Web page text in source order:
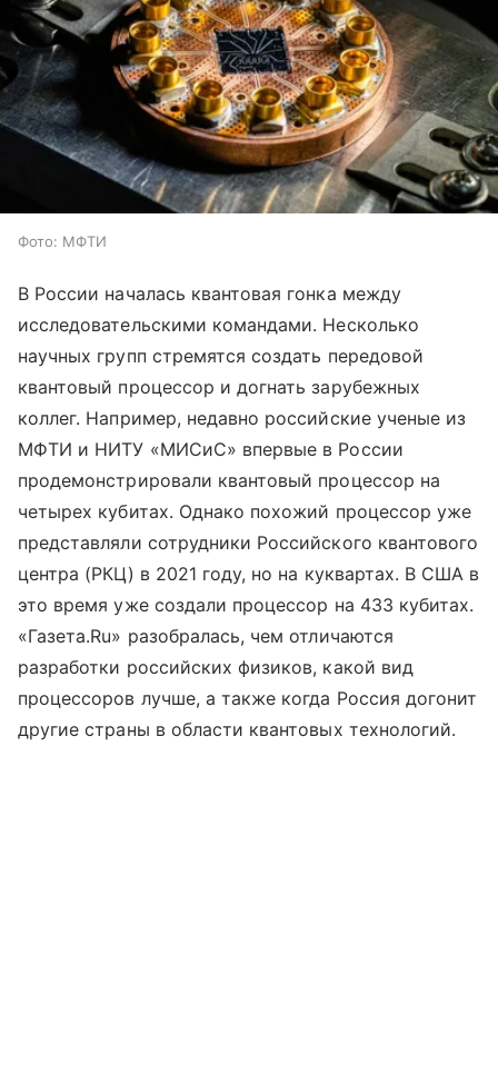
Фото: МФТИ
В России началась квантовая гонка между
исследовательскими командами. Несколько
научных групп стремятся создать передовой
квантовый процессор и догнать зарубежных
коллег. Например, недавно российские ученые из
МФТИ и НИТУ «МИСиС» впервые в России
продемонстрировали квантовый процессор на
четырех кубитах. Однако похожий процессор уже
представляли сотрудники Российского квантового
центра (РКЦ) в 2021 году, но на куквартах. В США в
это время уже создали процессор на 433 кубитах.
«Газета.Ru» разобралась, чем отличаются
разработки российских физиков, какой вид
процессоров лучше, а также когда Россия догонит
другие страны в области квантовых технологий.